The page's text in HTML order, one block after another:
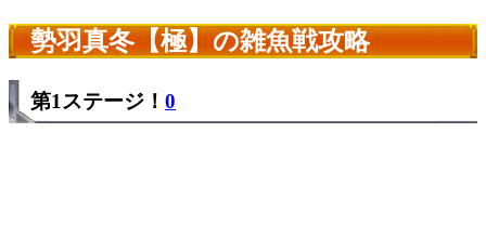
勢羽真冬【極】の雑魚戦攻略
第1ステージ！ 0